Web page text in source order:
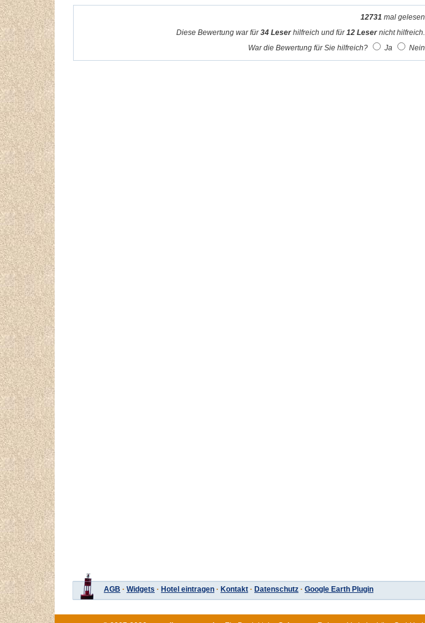
12731 mal gelesen
Diese Bewertung war für34 Leserhilfreich und für12 Lesernicht hilfreich.
War die Bewertung für Sie hilfreich?
Ja Nein
AGB · Widgets · Hotel eintragen · Kontakt · Datenschutz · Google Earth Plugin